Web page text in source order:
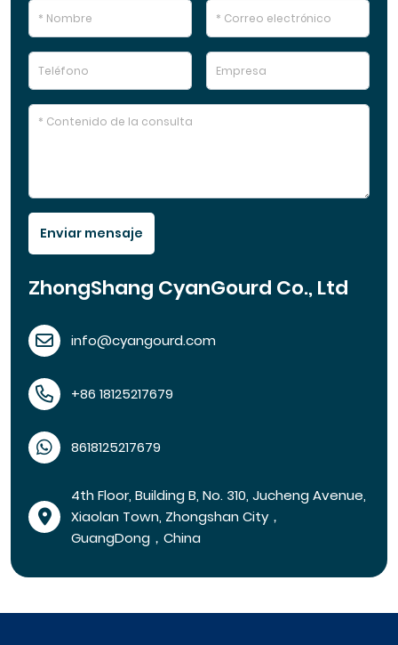
Enviar mensaje
ZhongShang CyanGourd Co., Ltd
info@cyangourd.com
+86 18125217679
8618125217679
4th Floor, Building B, No. 310, Jucheng Avenue,
Xiaolan Town, Zhongshan City，
GuangDong，China